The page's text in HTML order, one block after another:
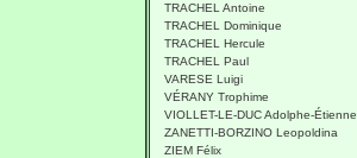
TRACHEL Antoine
TRACHEL Dominique
TRACHEL Hercule
TRACHEL Paul
VARESE Luigi
VÉRANY Trophime
VIOLLET-LE-DUC Adolphe-Étienne
ZANETTI-BORZINO Leopoldina
ZIEM Félix